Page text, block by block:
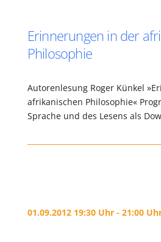
Erinnerungen in der
Philosophie
Autorenlesung Roger Künkel
afrikanischen Philosophie«
Sprache und des Lesens als
01.09.2012 19:30 Uhr - 21:00